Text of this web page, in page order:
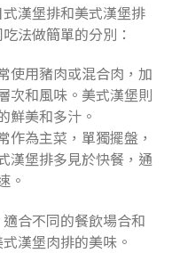
漢堡排和美式漢堡排
法做簡單的分別：
使用豬肉或混合肉，加
次和風味。美式漢堡則
鮮美和多汁。
作為主菜，單獨擺盤，
漢堡排多見於快餐，通
。
合不同的餐飲場合和
漢堡肉排的美味。